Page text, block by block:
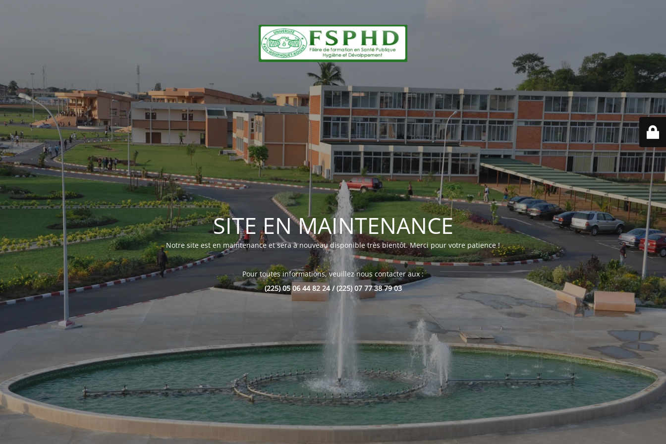
SITE EN MAINTENANCE
Notre site est en maintenance et sera à nouveau disponible très bientôt. Merci pour votre patience !
Pour toutes informations, veuillez nous contacter aux :
(225) 05 06 44 82 24 / (225) 07 77 38 79 03